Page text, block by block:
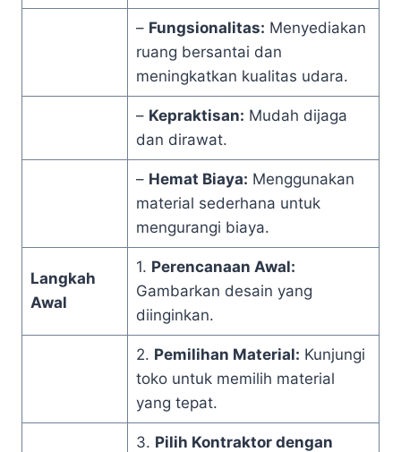
– Fungsionalitas: Menyediakan
ruang bersantai dan
meningkatkan kualitas udara.
– Kepraktisan: Mudah dijaga
dan dirawat.
– Hemat Biaya: Menggunakan
material sederhana untuk
mengurangi biaya.
Langkah
Awal
1. Perencanaan Awal:
Gambarkan desain yang
diinginkan.
2. Pemilihan Material: Kunjungi
toko untuk memilih material
yang tepat.
3. Pilih Kontraktor dengan